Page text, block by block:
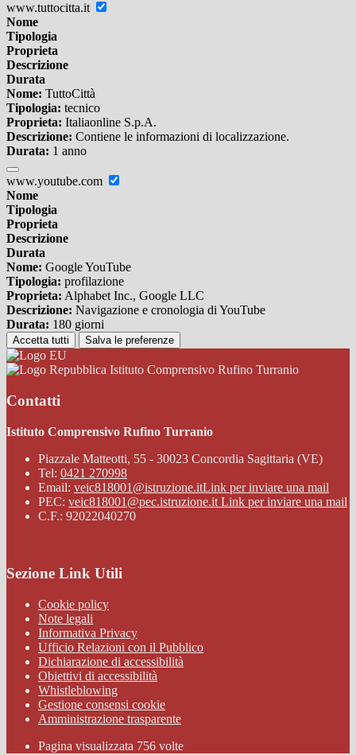
www.tuttocitta.it
Nome
Tipologia
Proprieta
Descrizione
Durata
Nome: TuttoCittà
Tipologia: tecnico
Proprieta: Italiaonline S.p.A.
Descrizione: Contiene le informazioni di localizzazione.
Durata: 1 anno
www.youtube.com
Nome
Tipologia
Proprieta
Descrizione
Durata
Nome: Google YouTube
Tipologia: profilazione
Proprieta: Alphabet Inc., Google LLC
Descrizione: Navigazione e cronologia di YouTube
Durata: 180 giorni
Accetta tutti Salva le preferenze
Istituto Comprensivo Rufino Turranio
Contatti
Istituto Comprensivo Rufino Turranio
Piazzale Matteotti, 55 - 30023 Concordia Sagittaria (VE)
Tel: 0421 270998
Email: veic818001@istruzione.itLink per inviare una mail
PEC: veic818001@pec.istruzione.it Link per inviare una mail
C.F.: 92022040270
Sezione Link Utili
Cookie policy
Note legali
Informativa Privacy
Ufficio Relazioni con il Pubblico
Dichiarazione di accessibilità
Obiettivi di accessibilità
Whistleblowing
Gestione consensi cookie
Amministrazione trasparente
Pagina visualizzata 756 volte